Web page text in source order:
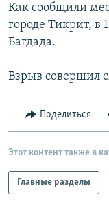
РАСПИСАНИЕ
ПОДПИШИТЕСЬ
СОЦИАЛЬНЫЕ СЕТИ
Все сайты РСЕ/
Как сообщили
городе Тикрит, в
Багдада.
Взрыв совершил
Поделиться
Этот контент также в
Главные разделы